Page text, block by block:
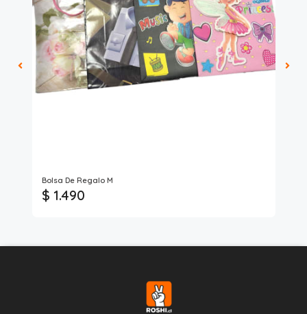
Bolsa De Regalo M
$ 1.490